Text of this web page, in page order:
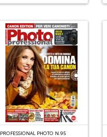
PROFESSIONAL PHOTO N.95